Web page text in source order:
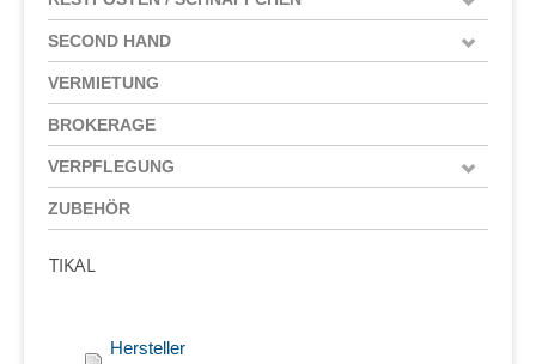
SECOND HAND
VERMIETUNG
BROKERAGE
VERPFLEGUNG
ZUBEHÖR
TIKAL
Hersteller